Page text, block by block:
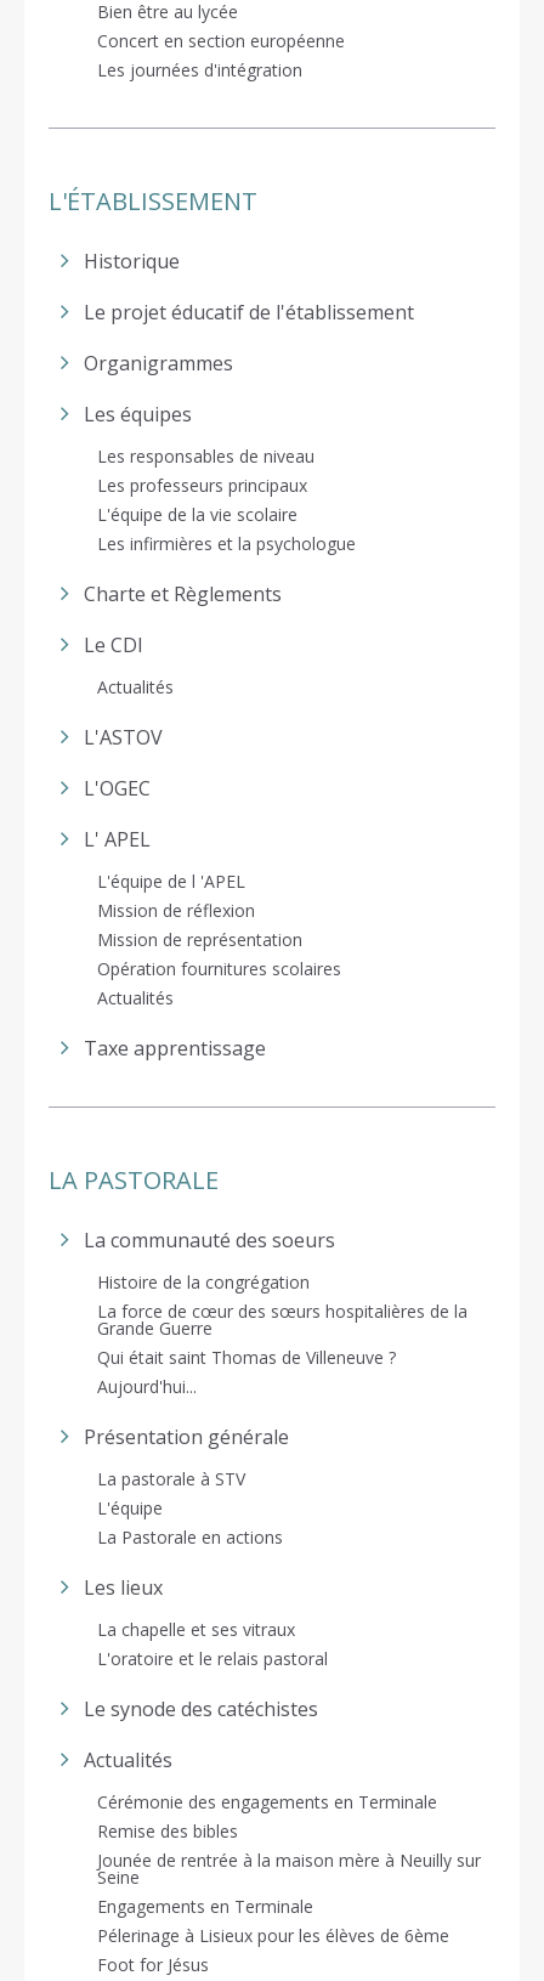
Bien être au lycée
Concert en section européenne
Les journées d'intégration
L'ÉTABLISSEMENT
Historique
Le projet éducatif de l'établissement
Organigrammes
Les équipes
Les responsables de niveau
Les professeurs principaux
L'équipe de la vie scolaire
Les infirmières et la psychologue
Charte et Règlements
Le CDI
Actualités
L'ASTOV
L'OGEC
L' APEL
L'équipe de l 'APEL
Mission de réflexion
Mission de représentation
Opération fournitures scolaires
Actualités
Taxe apprentissage
LA PASTORALE
La communauté des soeurs
Histoire de la congrégation
La force de cœur des sœurs hospitalières de la
Grande Guerre
Qui était saint Thomas de Villeneuve ?
Aujourd'hui...
Présentation générale
La pastorale à STV
L'équipe
La Pastorale en actions
Les lieux
La chapelle et ses vitraux
L'oratoire et le relais pastoral
Le synode des catéchistes
Actualités
Cérémonie des engagements en Terminale
Remise des bibles
Jounée de rentrée à la maison mère à Neuilly sur
Seine
Engagements en Terminale
Pélerinage à Lisieux pour les élèves de 6ème
Foot for Jésus